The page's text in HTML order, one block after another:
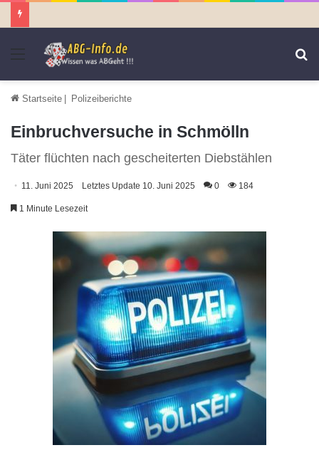
Menü
Startseite | Polizeiberichte
Einbruchversuche in Schmölln
Täter flüchten nach gescheiterten Diebstählen
11. Juni 2025 Letztes Update 10. Juni 2025 0 184
1 Minute Lesezeit